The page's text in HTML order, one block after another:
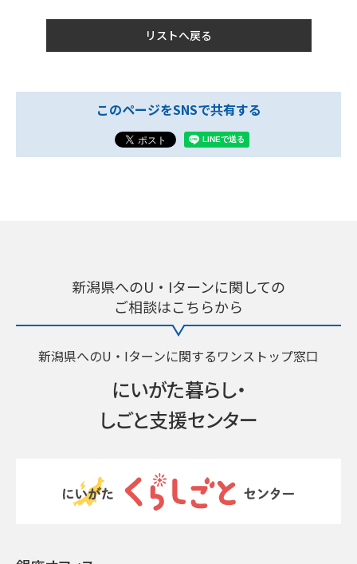
リストへ戻る
このページをSNSで共有する
新潟県へのU・Iターンに関しての
ご相談はこちらから
新潟県へのU・Iターンに関するワンストップ窓口
にいがた暮らし・
しごと支援センター